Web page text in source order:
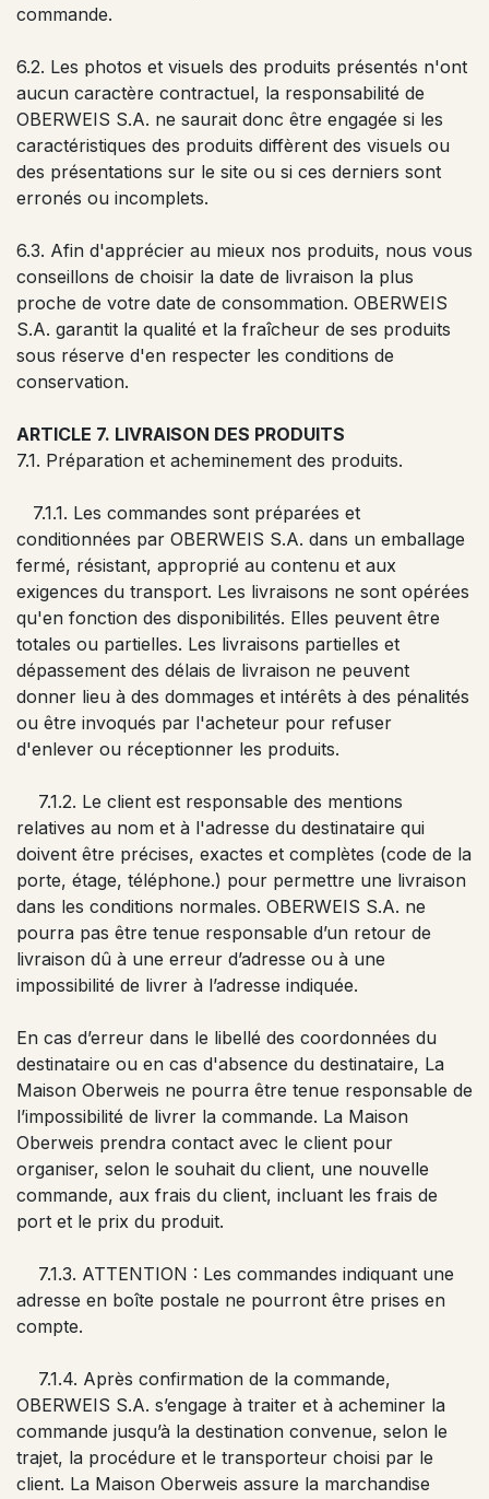
commande.
6.2. Les photos et visuels des produits présentés n'ont
aucun caractère contractuel, la responsabilité de
OBERWEIS S.A. ne saurait donc être engagée si les
caractéristiques des produits diffèrent des visuels ou
des présentations sur le site ou si ces derniers sont
erronés ou incomplets.
6.3. Afin d'apprécier au mieux nos produits, nous vous
conseillons de choisir la date de livraison la plus
proche de votre date de consommation. OBERWEIS
S.A. garantit la qualité et la fraîcheur de ses produits
sous réserve d'en respecter les conditions de
conservation.
ARTICLE 7. LIVRAISON DES PRODUITS
7.1. Préparation et acheminement des produits.
7.1.1. Les commandes sont préparées et
conditionnées par OBERWEIS S.A. dans un emballage
fermé, résistant, approprié au contenu et aux
exigences du transport. Les livraisons ne sont opérées
qu'en fonction des disponibilités. Elles peuvent être
totales ou partielles. Les livraisons partielles et
dépassement des délais de livraison ne peuvent
donner lieu à des dommages et intérêts à des pénalités
ou être invoqués par l'acheteur pour refuser
d'enlever ou réceptionner les produits.
7.1.2. Le client est responsable des mentions
relatives au nom et à l'adresse du destinataire qui
doivent être précises, exactes et complètes (code de la
porte, étage, téléphone.) pour permettre une livraison
dans les conditions normales. OBERWEIS S.A. ne
pourra pas être tenue responsable d’un retour de
livraison dû à une erreur d’adresse ou à une
impossibilité de livrer à l’adresse indiquée.
En cas d’erreur dans le libellé des coordonnées du
destinataire ou en cas d'absence du destinataire, La
Maison Oberweis ne pourra être tenue responsable de
l’impossibilité de livrer la commande. La Maison
Oberweis prendra contact avec le client pour
organiser, selon le souhait du client, une nouvelle
commande, aux frais du client, incluant les frais de
port et le prix du produit.
7.1.3. ATTENTION : Les commandes indiquant une
adresse en boîte postale ne pourront être prises en
compte.
7.1.4. Après confirmation de la commande,
OBERWEIS S.A. s’engage à traiter et à acheminer la
commande jusqu’à la destination convenue, selon le
trajet, la procédure et le transporteur choisi par le
client. La Maison Oberweis assure la marchandise